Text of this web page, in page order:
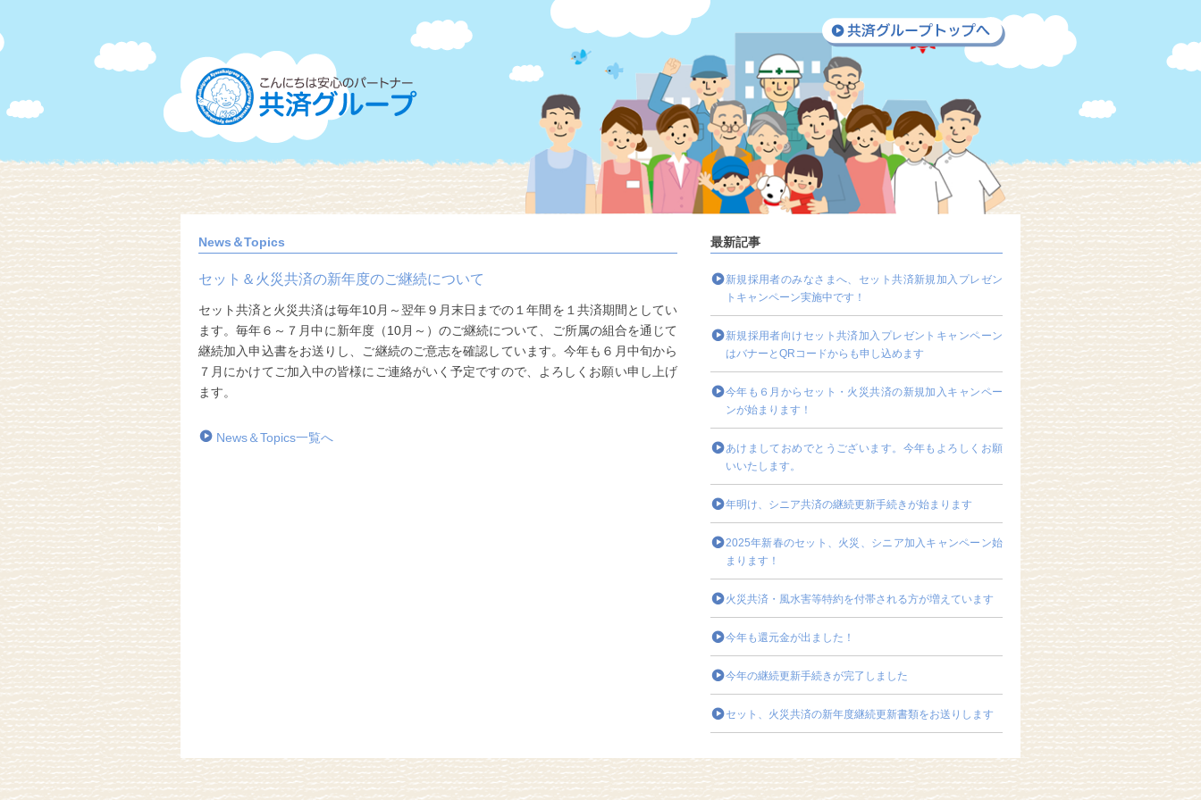
News＆Topics
セット＆火災共済の新年度のご継続について
セット共済と火災共済は毎年10月～翌年９月末日までの１年間を１共済期間としてい
ます。毎年６～７月中に新年度（10月～）のご継続について、ご所属の組合を通じて
継続加入申込書をお送りし、ご継続のご意志を確認しています。今年も６月中旬から
７月にかけてご加入中の皆様にご連絡がいく予定ですので、よろしくお願い申し上げ
ます。
News＆Topics一覧へ
最新記事
新規採用者のみなさまへ、セット共済新規加入プレゼン
トキャンペーン実施中です！
新規採用者向けセット共済加入プレゼントキャンペーン
はバナーとQRコードからも申し込めます
今年も６月からセット・火災共済の新規加入キャンペー
ンが始まります！
あけましておめでとうございます。今年もよろしくお願
いいたします。
年明け、シニア共済の継続更新手続きが始まります
2025年新春のセット、火災、シニア加入キャンペーン始
まります！
火災共済・風水害等特約を付帯される方が増えています
今年も還元金が出ました！
今年の継続更新手続きが完了しました
セット、火災共済の新年度継続更新書類をお送りします